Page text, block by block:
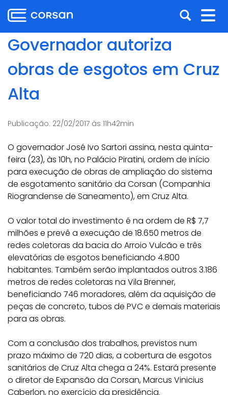
para
o
conteúdo
para
menu
para
o
conteúdo
Abrir
a
Governador autoriza
obras de esgotos em Cruz
Alta
Publicação: 22/02/2017 às 11h42min
O governador José Ivo Sartori assina, nesta quinta-
feira (23), às 10h, no Palácio Piratini, ordem de início
para execução de obras de ampliação do sistema
de esgotamento sanitário da Corsan (Companhia
Riograndense de Saneamento), em Cruz Alta.
O valor total do investimento é na ordem de R$ 7,7
milhões e prevê a execução de 18.650 metros de
redes coletoras da bacia do Arroio Vulcão e três
elevatórias de esgotos beneficiando 4.800
habitantes. Também serão implantados outros 3.186
metros de redes coletoras na Vila Brenner,
beneficiando 746 moradores, além da aquisição de
peças de concreto, tubos de PVC e demais materiais
para as obras.
Com a conclusão dos trabalhos, previstos num
prazo máximo de 720 dias, a cobertura de esgotos
sanitários de Cruz Alta chega a 24%. Estará presente
o diretor de Expansão da Corsan, Marcus Vinicius
Caberlon, no exercício da presidência.